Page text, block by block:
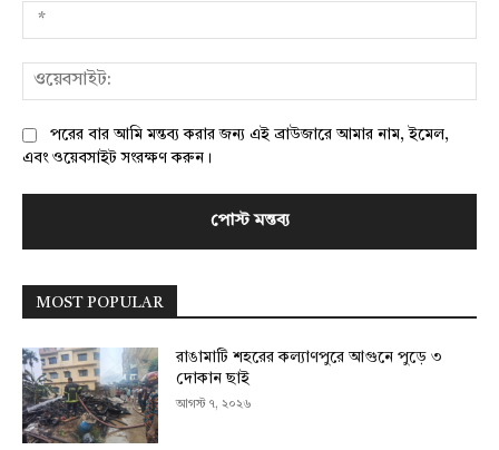
পরের বার আমি মন্তব্য করার জন্য এই ব্রাউজারে আমার নাম, ইমেল,
এবং ওয়েবসাইট সংরক্ষণ করুন।
MOST POPULAR
রাঙামাটি শহরের কল্যাণপুরে আগুনে পুড়ে ৩
দোকান ছাই
আগস্ট ৭, ২০২৬